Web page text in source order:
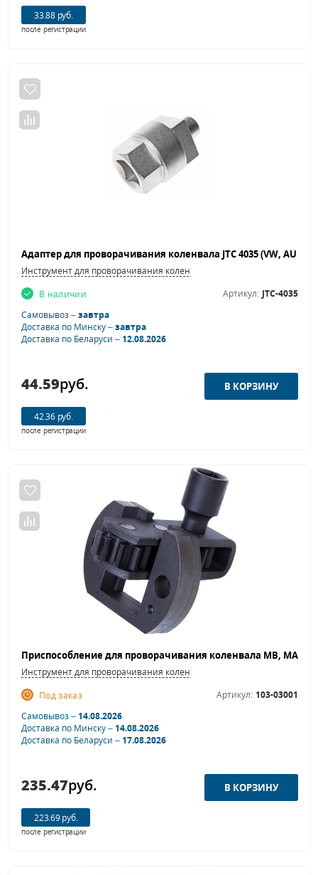
33.88 руб.
после регистрации
Инструмент для проворачивания коленвала
В наличии
Артикул: JTC-4035
Самовывоз –завтра
Доставка по Минску –завтра
Доставка по Беларуси –12.08.2026
44.59руб.
42.36 руб.
после регистрации
Инструмент для проворачивания коленвала
Под заказ
Артикул: 103-03001
Самовывоз –14.08.2026
Доставка по Минску –14.08.2026
Доставка по Беларуси –17.08.2026
235.47руб.
223.69 руб.
после регистрации